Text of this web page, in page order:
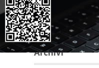
Articoli collegati
Archivi